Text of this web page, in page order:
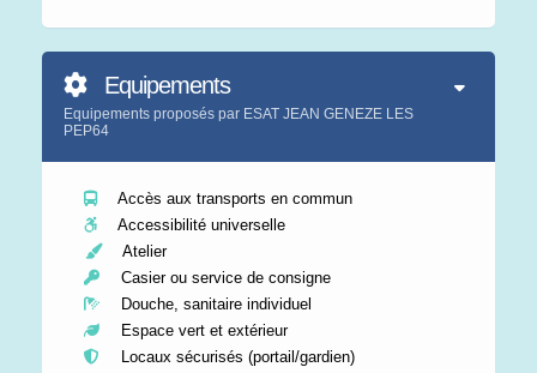
Equipements
Equipements proposés par ESAT JEAN GENEZE LES
PEP64
Accès aux transports en commun
Accessibilité universelle
Atelier
Casier ou service de consigne
Douche, sanitaire individuel
Espace vert et extérieur
Locaux sécurisés (portail/gardien)